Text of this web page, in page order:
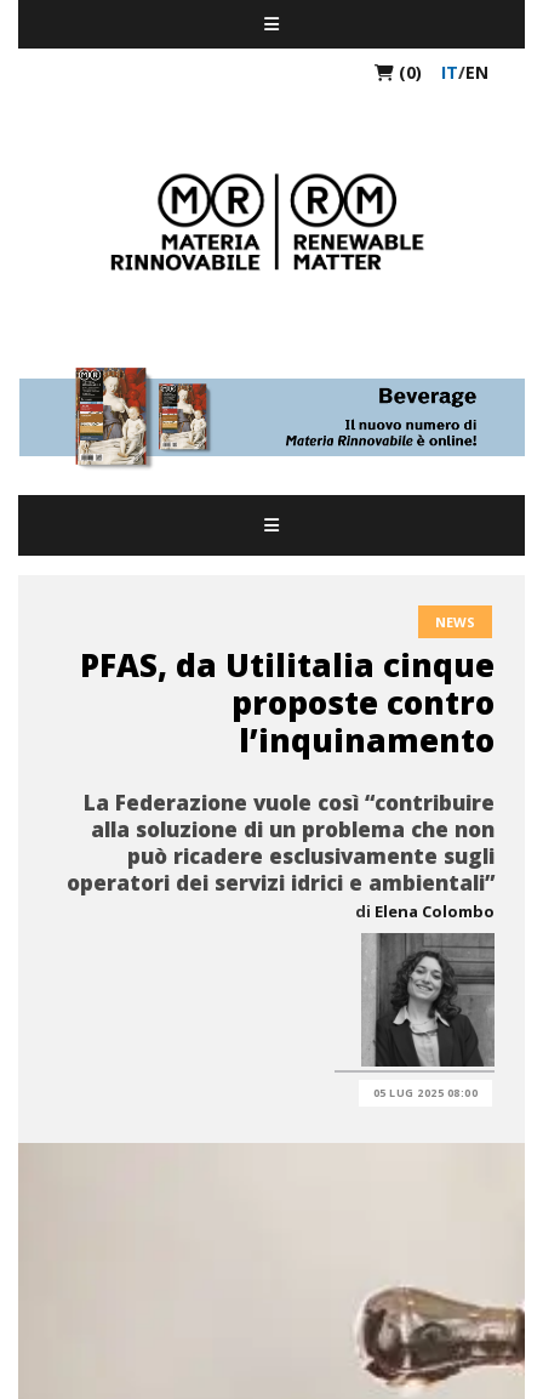
(0) IT/EN
NEWS
PFAS, da Utilitalia cinque
proposte contro
l’inquinamento
La Federazione vuole così “contribuire
alla soluzione di un problema che non
può ricadere esclusivamente sugli
operatori dei servizi idrici e ambientali”
di Elena Colombo
05 LUG 2025 08:00